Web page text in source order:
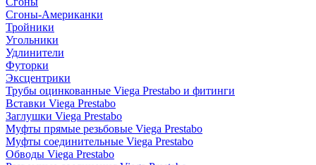
Сгоны-Американки
Тройники
Угольники
Удлинители
Футорки
Эксцентрики
Трубы оцинкованные Viega Prestabo и фитинги
Вставки Viega Prestabo
Заглушки Viega Prestabo
Муфты прямые резьбовые Viega Prestabo
Муфты соединительные Viega Prestabo
Обводы Viega Prestabo